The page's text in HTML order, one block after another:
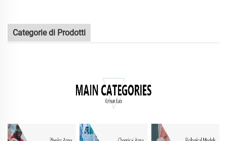
Categorie di Prodotti